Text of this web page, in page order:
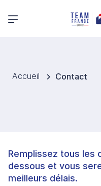
Menu principal
Accueil Contact
Remplissez tous les
dessous et vous
meilleurs délais.